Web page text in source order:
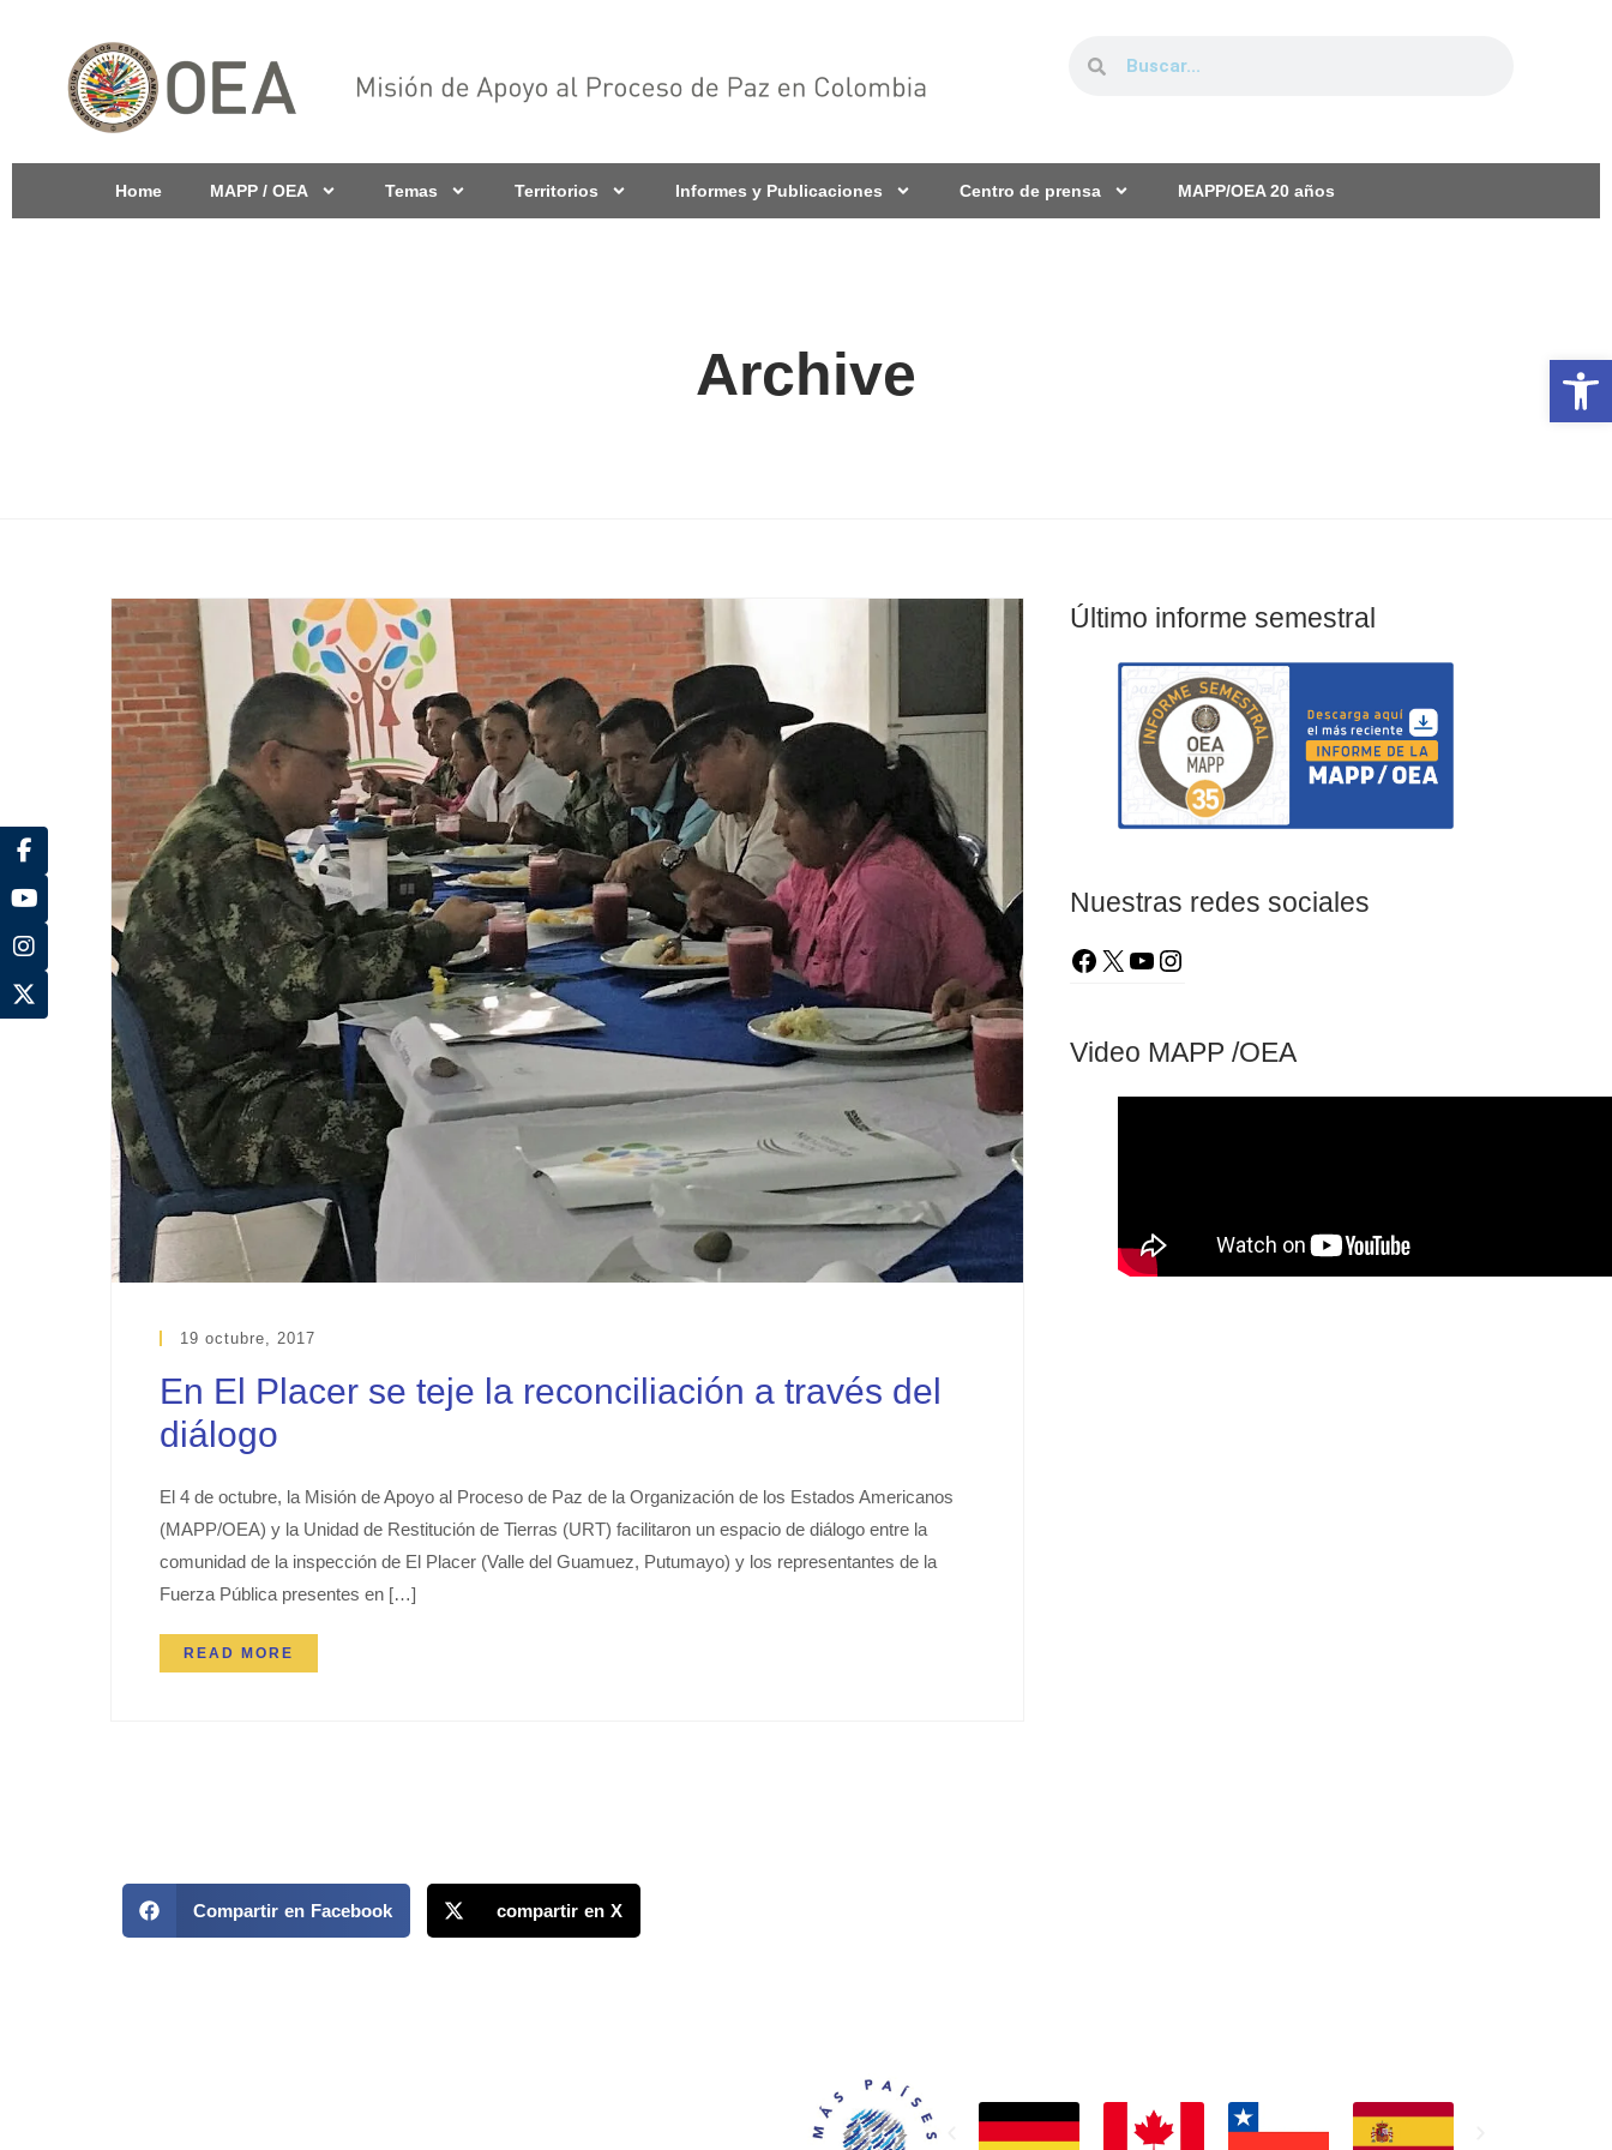
Home MAPP / OEA Temas Territorios Informes y Publicaciones Centro de prensa MAPP/OEA 20 años
Archive
19 octubre, 2017
En El Placer se teje la reconciliación a través del
diálogo
El 4 de octubre, la Misión de Apoyo al Proceso de Paz de la Organización de los Estados Americanos
(MAPP/OEA) y la Unidad de Restitución de Tierras (URT) facilitaron un espacio de diálogo entre la
comunidad de la inspección de El Placer (Valle del Guamuez, Putumayo) y los representantes de la
Fuerza Pública presentes en […]
READ MORE
Último informe semestral
Nuestras redes sociales
Video MAPP /OEA
Compartir en Facebook compartir en X